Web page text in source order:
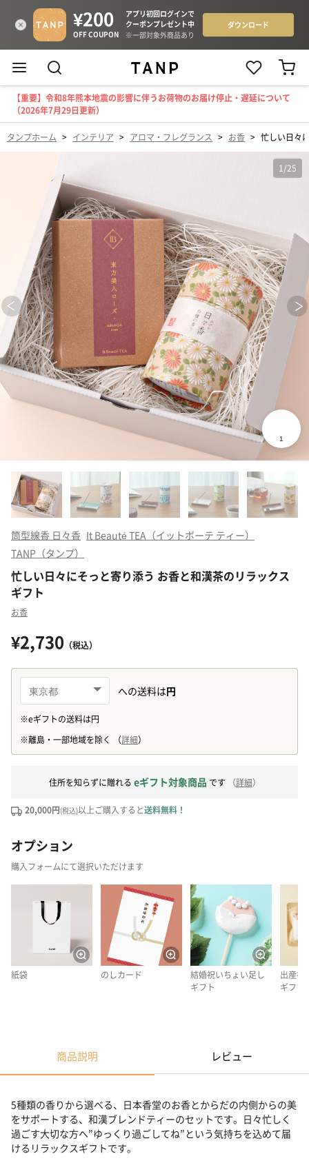
【重要】令和8年熊本地震の影響に伴うお荷物のお届け停止・遅延について
（2026年7月29日更新）
タンプホーム > インテリア > アロマ・フレグランス > お香 > 忙しい日々
1 /25
筒型線香 日々香 It Beauté TEA（イットボーテ ティー）
TANP（タンプ）
忙しい日々にそっと寄り添う お香と和漢茶のリラックス
ギフト
お香
¥2,730 （税込）
住所を知らずに贈れる eギフト対象商品 です （詳細）
20,000円(税込)以上ご購入すると送料無料！
オプション
購入フォームにて選択いただけます
紙袋 のしカード
結婚祝いちょい足し
ギフト
出産祝
ギフト
商品説明 レビュー
5種類の香りから選べる、日本香堂のお香とからだの内側からの美
をサポートする、和漢ブレンドティーのセットです。日々忙しく
過ごす大切な方へ”ゆっくり過ごしてね”という気持ちを込めて届
けるリラックスギフトです。